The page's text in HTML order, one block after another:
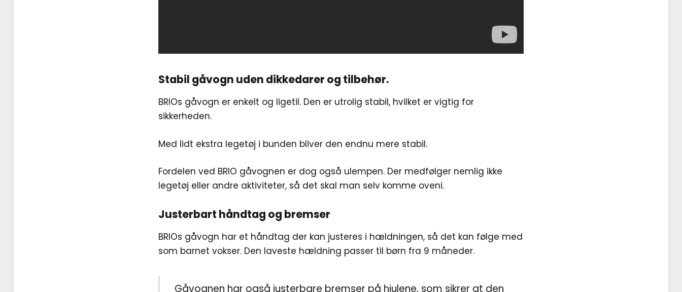
Stabil gåvogn uden dikkedarer og tilbehør.
BRIOs gåvogn er enkelt og ligetil. Den er utrolig stabil, hvilket er vigtig for
sikkerheden.
Med lidt ekstra legetøj i bunden bliver den endnu mere stabil.
Fordelen ved BRIO gåvognen er dog også ulempen. Der medfølger nemlig ikke
legetøj eller andre aktiviteter, så det skal man selv komme oveni.
Justerbart håndtag og bremser
BRIOs gåvogn har et håndtag der kan justeres i hældningen, så det kan følge med
som barnet vokser. Den laveste hældning passer til børn fra 9 måneder.
Gåvognen har også justerbare bremser på hjulene, som sikrer at den